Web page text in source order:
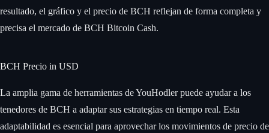
resultado, el gráfico y el precio de BCH reflejan de forma completa y
precisa el mercado de BCH Bitcoin Cash.
BCH Precio in USD
La amplia gama de herramientas de YouHodler puede ayudar a los
tenedores de BCH a adaptar sus estrategias en tiempo real. Esta
adaptabilidad es esencial para aprovechar los movimientos de precio de